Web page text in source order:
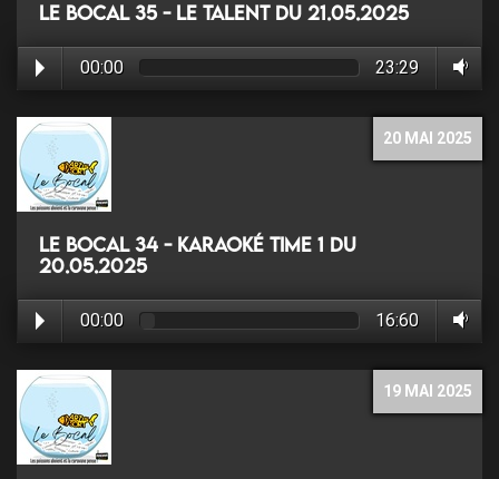
Le Bocal 35 - Le Talent du 21.05.2025
00:00 23:29
20 MAI 2025
Le Bocal 34 - Karaoké Time 1 du
20.05.2025
00:00 16:60
19 MAI 2025